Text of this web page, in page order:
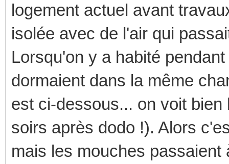
logement actuel avant
isolée avec de l'air qui
Lorsqu'on y a habité
dormaient dans la même
est ci-dessous... on voit
soirs après dodo !). Alors
mais les mouches